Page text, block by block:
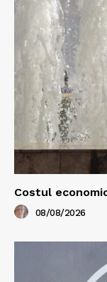
Costul
08/08/2026